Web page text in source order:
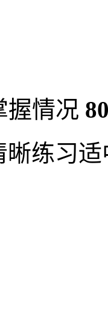
握情况
晰练习适